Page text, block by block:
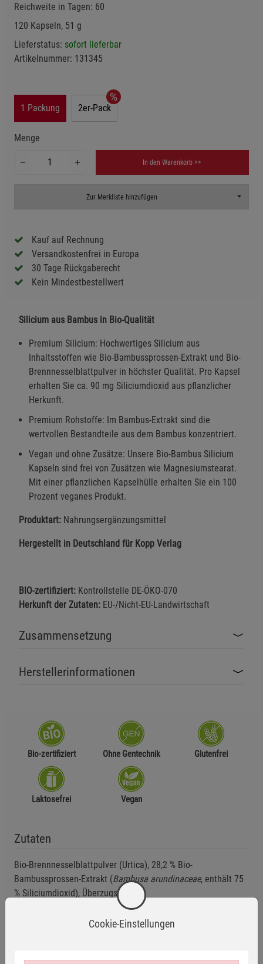
Reichweite in Tagen: 60
120 Kapseln, 51 g
Lieferstatus: sofort lieferbar
Artikelnummer: 131345
1 Packung 2er-Pack
Menge
In den Warenkorb >>
Zur Merkliste hinzufügen Toggle
Kauf auf Rechnung
Versandkostenfrei in Europa
30 Tage Rückgaberecht
Kein Mindestbestellwert
Silicium aus Bambus in Bio-Qualität
Premium Silicium: Hochwertiges Silicium aus
Inhaltsstoffen wie Bio-Bambussprossen-Extrakt und Bio-
Brennnesselblattpulver in höchster Qualität. Pro Kapsel
erhalten Sie ca. 90 mg Siliciumdioxid aus pflanzlicher
Herkunft.
Premium Rohstoffe: Im Bambus-Extrakt sind die
wertvollen Bestandteile aus dem Bambus konzentriert.
Vegan und ohne Zusätze: Unsere Bio-Bambus Silicium
Kapseln sind frei von Zusätzen wie Magnesiumstearat.
Mit einer pflanzlichen Kapselhülle erhalten Sie ein 100
Prozent veganes Produkt.
Produktart: Nahrungsergänzungsmittel
Hergestellt in Deutschland für Kopp Verlag
BIO-zertifiziert: Kontrollstelle DE-ÖKO-070
Herkunft der Zutaten: EU-/Nicht-EU-Landwirtschaft
Zusammensetzung
Herstellerinformationen
Bio-zertifiziert Ohne Gentechnik Glutenfrei
Laktosefrei Vegan
Zutaten
Bio-Brennnesselblattpulver (Urtica), 28,2 % Bio-
Bambussprossen-Extrakt (Bambusa arundinaceae, enthält 75
% Siliciumdioxid), Überzugsmittel:
Hydroxypropylmethylcellulose.
Cookie-Einstellungen